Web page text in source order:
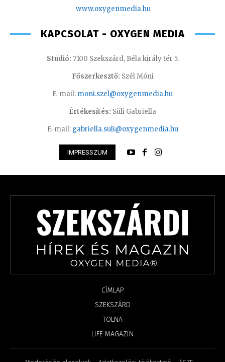
www.oxygenmedia.hu
KAPCSOLAT - OXYGEN MEDIA
Studió: 7100 Szekszárd, Béla király tér 5.
Főszerkesztő: Szél Móni
E-mail: moni.szel@oxygenmedia.hu
Értékesítés: Süli Gabriella
E-mail: gabriella.suli@oxygenmedia.hu
IMPRESSZUM
CÍMLAP
SZEKSZÁRD
TOLNA
LIFE MAGAZIN